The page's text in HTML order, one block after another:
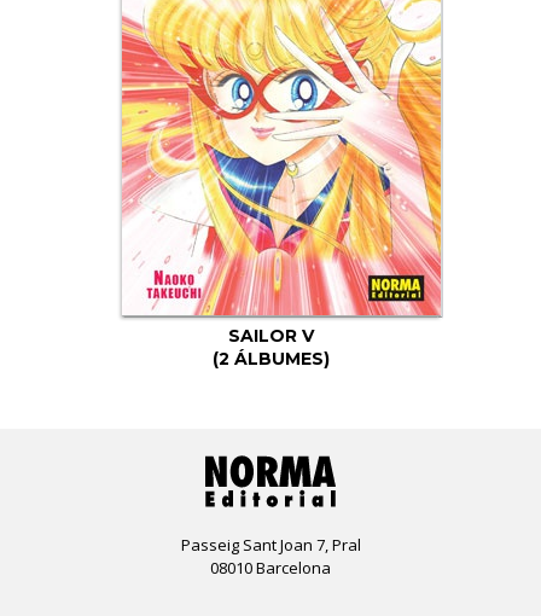
SAILOR V
(2 ÁLBUMES)
Passeig Sant Joan 7, Pral
08010 Barcelona